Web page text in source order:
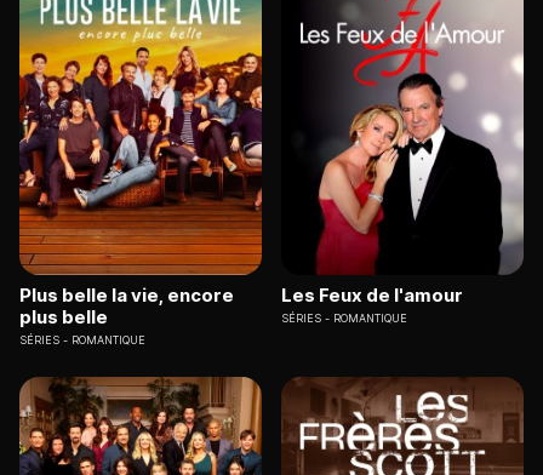
Plus belle la vie, encore
plus belle
SÉRIES ROMANTIQUE
Les Feux de l'amour
SÉRIES ROMANTIQUE